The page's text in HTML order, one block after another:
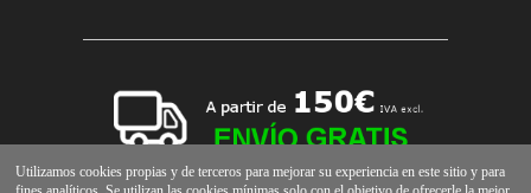
Utilizamos cookies propias y de terceros para mejorar su experiencia en este sitio y para